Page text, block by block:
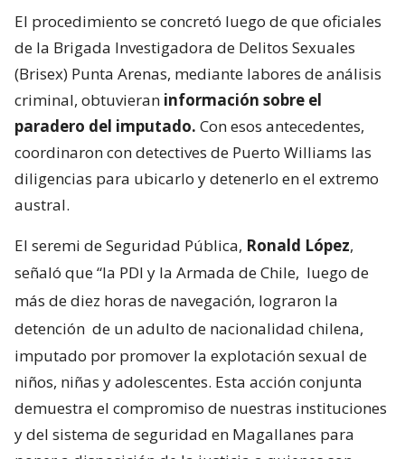
El procedimiento se concretó luego de que oficiales
de la Brigada Investigadora de Delitos Sexuales
(Brisex) Punta Arenas, mediante labores de análisis
criminal, obtuvieran información sobre el
paradero del imputado. Con esos antecedentes,
coordinaron con detectives de Puerto Williams las
diligencias para ubicarlo y detenerlo en el extremo
austral.
El seremi de Seguridad Pública, Ronald López,
señaló que “la PDI y la Armada de Chile, luego de
más de diez horas de navegación, lograron la
detención de un adulto de nacionalidad chilena,
imputado por promover la explotación sexual de
niños, niñas y adolescentes. Esta acción conjunta
demuestra el compromiso de nuestras instituciones
y del sistema de seguridad en Magallanes para